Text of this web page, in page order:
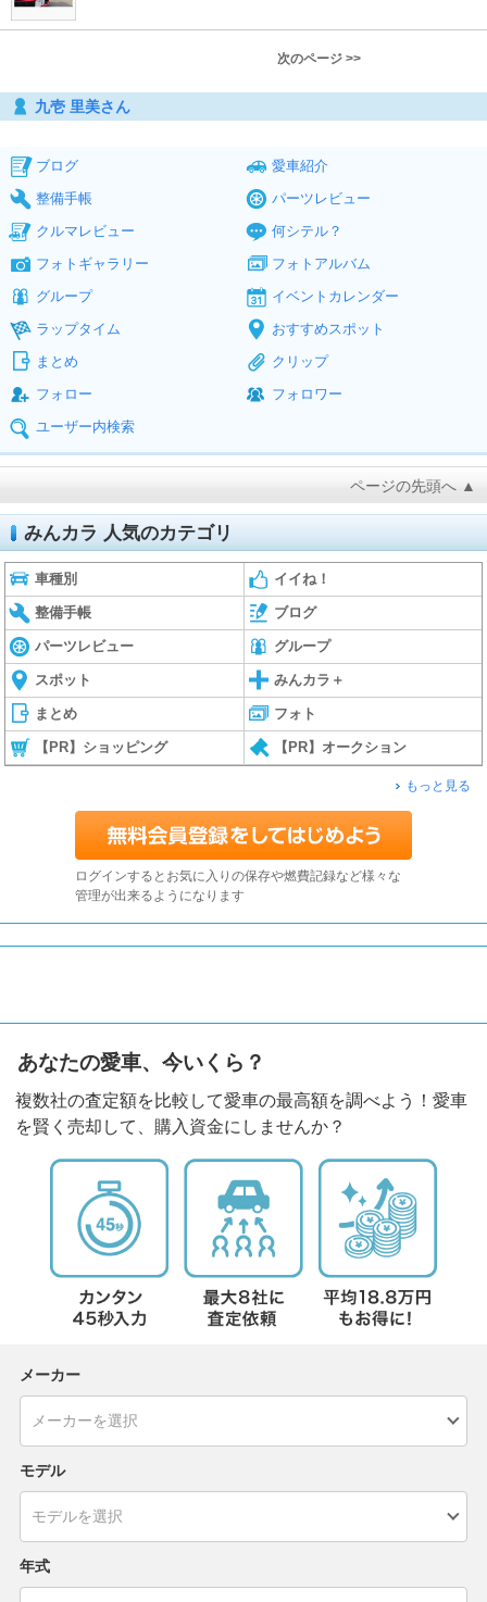
次のページ >>
九壱 里美さん
ブログ
愛車紹介
整備手帳
パーツレビュー
クルマレビュー
何シテル？
フォトギャラリー
フォトアルバム
グループ
イベントカレンダー
ラップタイム
おすすめスポット
まとめ
クリップ
フォロー
フォロワー
ユーザー内検索
ページの先頭へ ▲
みんカラ 人気のカテゴリ
車種別 イイね！
整備手帳 ブログ
パーツレビュー グループ
スポット みんカラ＋
まとめ フォト
【PR】ショッピング 【PR】オークション
もっと見る
ログインするとお気に入りの保存や燃費記録など様々な
管理が出来るようになります
あなたの愛車、今いくら？
複数社の査定額を比較して愛車の最高額を調べよう！愛車
を賢く売却して、購入資金にしませんか？
メーカー
モデル
年式